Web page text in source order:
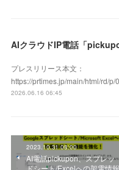
プレスリリース本文：
https://prtimes.jp/main/html/rd/
2026.06.16 06:45
2023.10.31 08:00
AI電話pickupon、スプレッ